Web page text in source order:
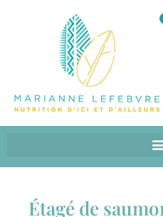
Étagé de